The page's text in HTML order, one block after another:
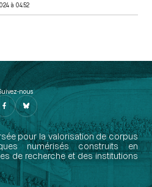
à 04:52
nous
pour la valorisation de corpus
numérisés construits en
de recherche et des institutions